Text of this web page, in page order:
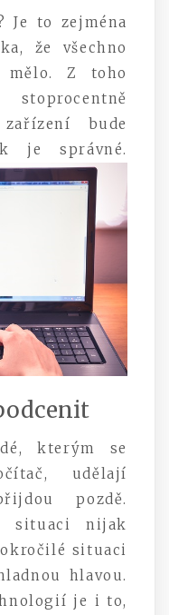
Je to zejména
že všechno
Z toho
bude
je správné.
kterým se
udělají
pozdě.
situaci nijak
situaci
hlavou.
je i to,